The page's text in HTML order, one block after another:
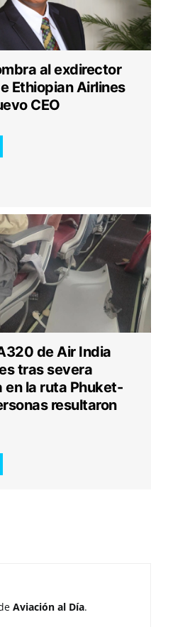
al exdirector
Ethiopian Airlines
CEO
de Air India
tras severa
en la ruta Phuket-
resultaron
Aviación al Día.